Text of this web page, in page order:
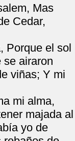
Mas
Cedar,
Porque el sol
se airaron
viñas; Y mi
mi alma,
majada al
yo de